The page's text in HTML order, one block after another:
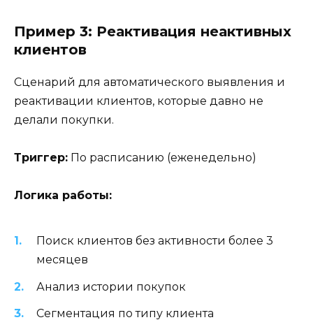
Пример 3: Реактивация неактивных
клиентов
Сценарий для автоматического выявления и
реактивации клиентов, которые давно не
делали покупки.
Триггер: По расписанию (еженедельно)
Логика работы:
Поиск клиентов без активности более 3
месяцев
Анализ истории покупок
Сегментация по типу клиента